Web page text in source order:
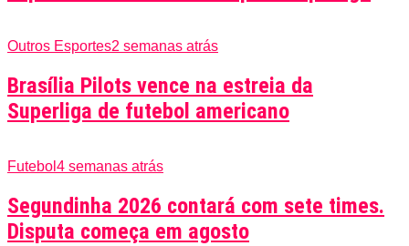
Outros Esportes2 semanas atrás
Brasília Pilots vence na estreia da
Superliga de futebol americano
Futebol 4 semanas atrás
Segundinha 2026 contará com sete times.
Disputa começa em agosto